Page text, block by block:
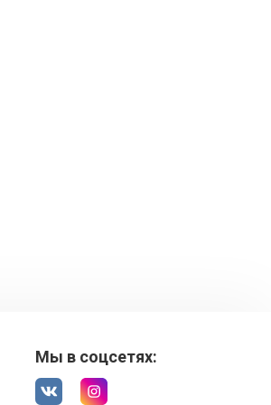
Мы в соцсетях: